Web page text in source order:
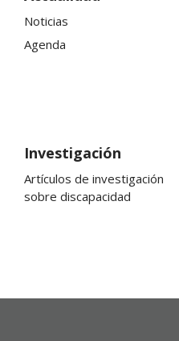
Noticias
Agenda
Investigación
Artículos de investigación
sobre discapacidad